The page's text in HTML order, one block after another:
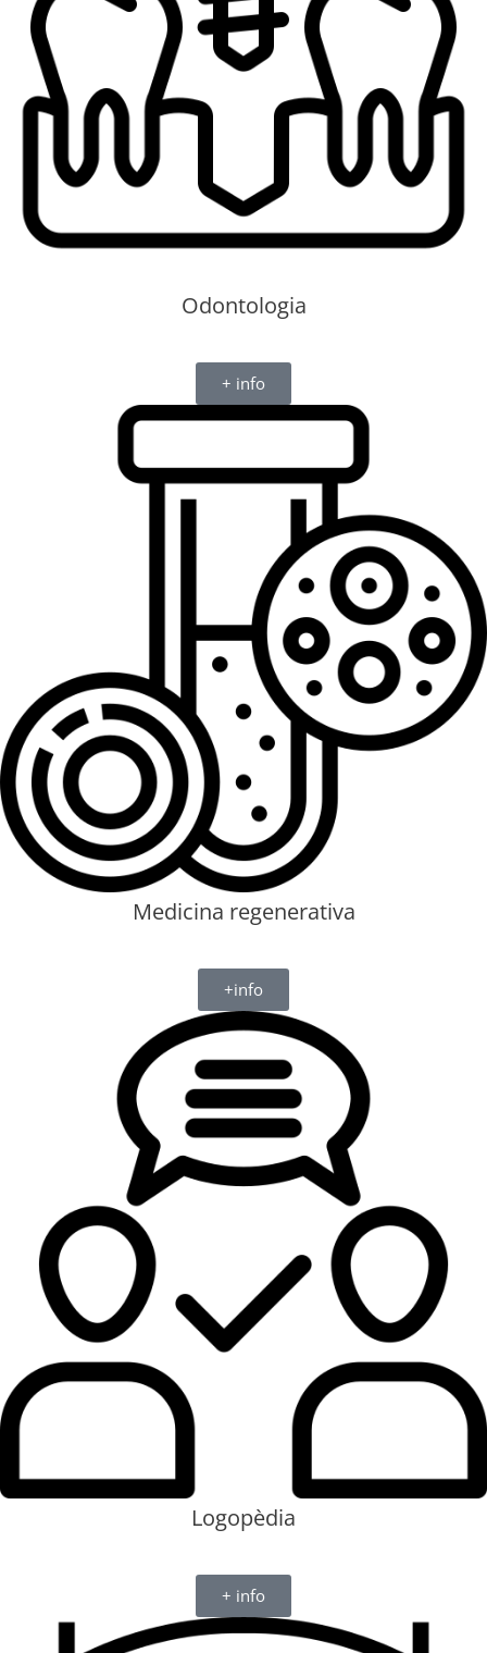
Odontologia
+ info
Medicina regenerativa
+info
Logopèdia
+ info